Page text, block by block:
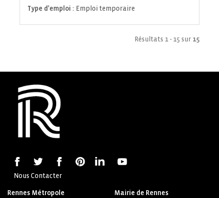
Type d'emploi : Emploi temporaire
Résultats 1 - 15 sur 15
Nous Contacter
Rennes Métropole Mairie de Rennes